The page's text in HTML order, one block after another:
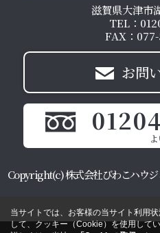
滋賀県大津市
TEL：
FAX：
お問
Copyright(c) 株式会社びわこハウ
当サイトでは、お客様の当サイト利用
して、クッキー（Cookie）を使用して